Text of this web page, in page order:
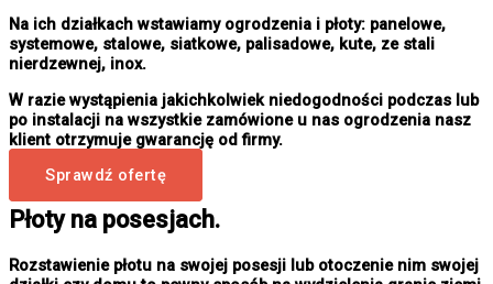
Na ich działkach wstawiamy ogrodzenia i płoty: panelowe,
systemowe, stalowe, siatkowe, palisadowe, kute, ze stali
nierdzewnej, inox.
W razie wystąpienia jakichkolwiek niedogodności podczas lub
po instalacji na wszystkie zamówione u nas ogrodzenia nasz
klient otrzymuje gwarancję od firmy.
Sprawdź ofertę
Płoty na posesjach.
Rozstawienie płotu na swojej posesji lub otoczenie nim swojej